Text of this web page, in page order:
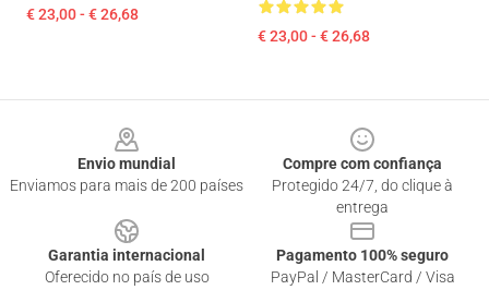
€ 23,00 - € 26,68
€ 23,00 - € 26,68
Envio mundial
Enviamos para mais de 200 países
Compre com confiança
Protegido 24/7, do clique à
entrega
Garantia internacional
Oferecido no país de uso
Pagamento 100% seguro
PayPal / MasterCard / Visa